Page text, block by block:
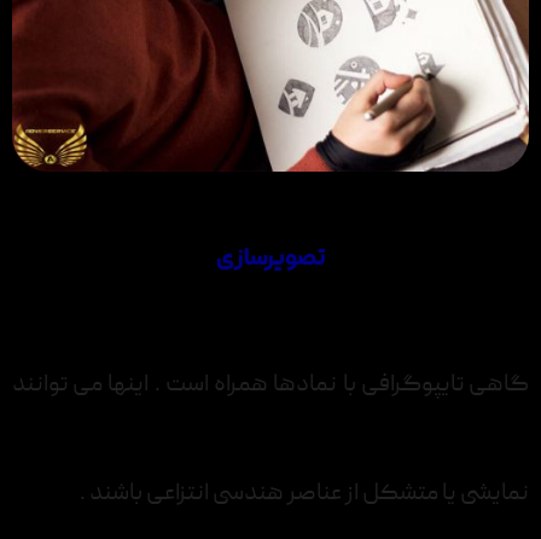
تصویرسازی
گاهی تایپوگرافی با نمادها همراه است . اینها می توانند
نمایشی یا متشکل از عناصر هندسی انتزاعی باشند .